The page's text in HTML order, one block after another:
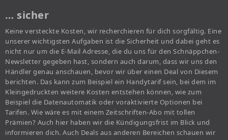
… sicher
Keine versteckte Kosten, wir recherchieren für dich sorgfältig. Eine
unserer wichtigsten Aufgaben ist die Sicherheit und dabei geht es
nicht nur um die E-Mail Adresse, die du uns für den Schnäppchen-
Newsletter gegeben hast, sondern auch darum, dass wir uns den
Händler genau anschauen, bevor wir über einen Deal von Diesem
berichten. Das kann zum Beispiel ein Handytarif sein, bei dem im
Kleingedruckten weitere Kosten entstehen können, wie zum
Beispiel die Datenautomatik oder voraktivierte Optionen bei
Tarifen. Wie wäre es mit einem Zeitschriften-Abo mit tollen
Prämien? Auch hier haben wir die Kündigungsfrist im Blick und
informieren dich. Auch Deals aus anderen Bereichen schauen wir